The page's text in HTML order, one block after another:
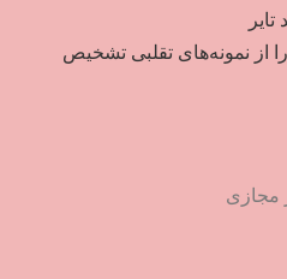
نمونه‌های تقلبی تشخیص
مجازی